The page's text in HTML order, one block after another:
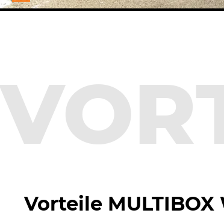
Vorteile